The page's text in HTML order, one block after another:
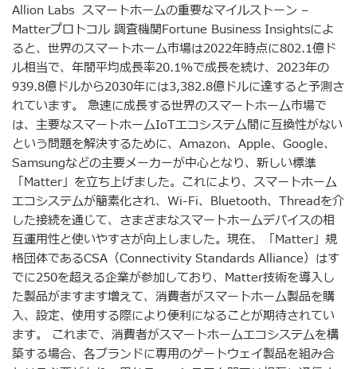
Allion Labs スマートホームの重要なマイルストーン –
Matterプロトコル 調査機関Fortune Business Insightsによ
ると、世界のスマートホーム市場は2022年時点に802.1億ド
ル相当で、年間平均成長率20.1％で成長を続け、2023年の
939.8億ドルから2030年には3,382.8億ドルに達すると予測さ
れています。 急速に成長する世界のスマートホーム市場で
は、主要なスマートホームIoTエコシステム間に互換性がない
という問題を解決するために、Amazon、Apple、Google、
Samsungなどの主要メーカーが中心となり、新しい標準
「Matter」を立ち上げました。これにより、スマートホーム
エコシステムが簡素化され、Wi-Fi、Bluetooth、Threadを介
した接続を通じて、さまざまなスマートホームデバイスの相
互運用性と使いやすさが向上しました。現在、「Matter」規
格団体であるCSA（Connectivity Standards Alliance）はす
でに250を超える企業が参加しており、Matter技術を導入し
た製品がますます増えて、消費者がスマートホーム製品を購
入、設定、使用する際により便利になることが期待されてい
ます。 これまで、消費者がスマートホームエコシステムを構
築する場合、各ブランドに専用のゲートウェイ製品を組み合